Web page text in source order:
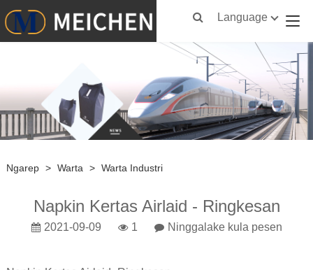
Language
Ngarep > Warta > Warta Industri
Napkin Kertas Airlaid - Ringkesan
2021-09-09 1 Ninggalake kula pesen